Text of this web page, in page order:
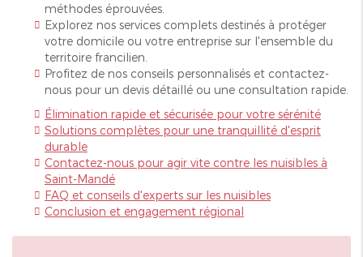
méthodes éprouvées.
Explorez nos services complets destinés à protéger
votre domicile ou votre entreprise sur l'ensemble du
territoire francilien.
Profitez de nos conseils personnalisés et contactez-
nous pour un devis détaillé ou une consultation rapide.
Élimination rapide et sécurisée pour votre sérénité
Solutions complètes pour une tranquillité d'esprit
durable
Contactez-nous pour agir vite contre les nuisibles à
Saint-Mandé
FAQ et conseils d'experts sur les nuisibles
Conclusion et engagement régional